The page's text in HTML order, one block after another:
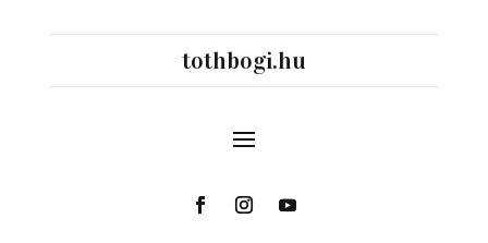
tothbogi.hu